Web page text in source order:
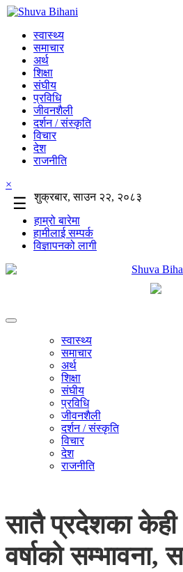
स्वास्थ्य
समाचार
अर्थ
शिक्षा
संघीय
प्रविधि
जीवनशैली
दर्शन / संस्कृति
विचार
देश
राजनीति
×
☰
शुक्रबार, साउन २२, २०८३
हाम्रो बारेमा
हामीलाई सम्पर्क
विज्ञापनको लागी
स्वास्थ्य
समाचार
अर्थ
शिक्षा
संघीय
प्रविधि
जीवनशैली
दर्शन / संस्कृति
विचार
देश
राजनीति
सातै प्रदेशका केही
वर्षाको सम्भावना,